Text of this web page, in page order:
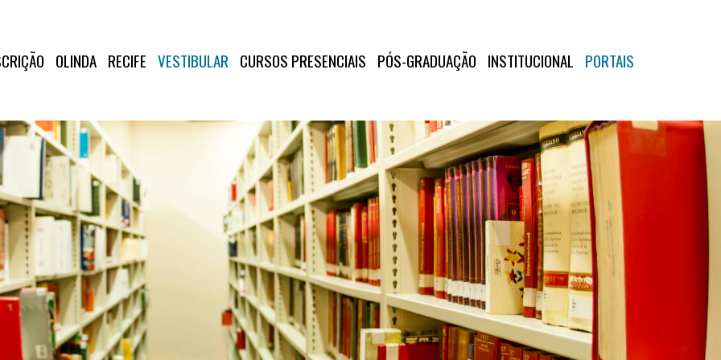
OLINDA RECIFE VESTIBULAR CURSOS PRESENCIAIS PÓS-GRADUAÇÃO INSTITUCIONAL PORTAIS